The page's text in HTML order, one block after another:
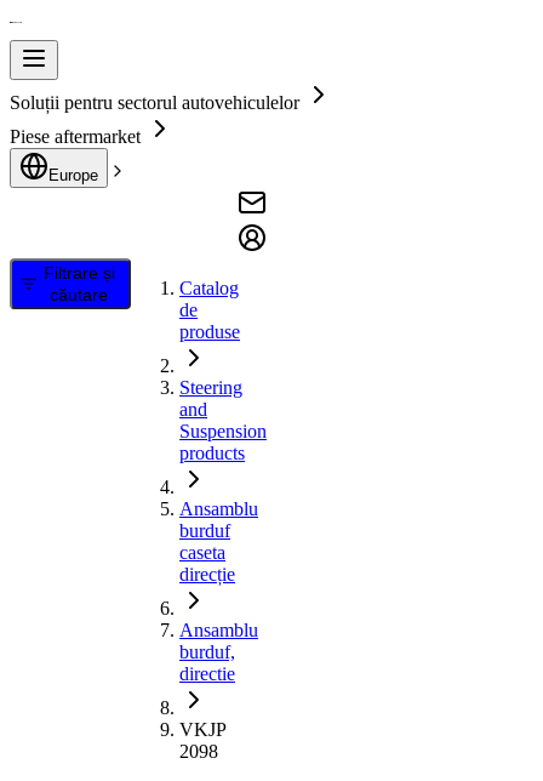
Soluții pentru sectorul autovehiculelor
Piese aftermarket
Europe
Filtrare și
căutare
Catalog
de
produse
Steering
and
Suspension
products
Ansamblu
burduf
caseta
direcție
Ansamblu
burduf,
directie
VKJP
2098